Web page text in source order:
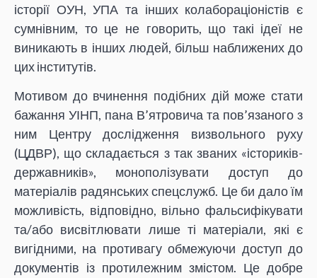
історії ОУН, УПА та інших колабораціоністів є
сумнівним, то це не говорить, що такі ідеї не
виникають в інших людей, більш наближених до
цих інститутів.
Мотивом до вчинення подібних дій може стати
бажання УІНП, пана В’ятровича та пов’язаного з
ним Центру дослідження визвольного руху
(ЦДВР), що складається з так званих «істориків-
державників», монополізувати доступ до
матеріалів радянських спецслужб. Це би дало їм
можливість, відповідно, вільно фальсифікувати
та/або висвітлювати лише ті матеріали, які є
вигідними, на противагу обмежуючи доступ до
документів із протилежним змістом. Це добре